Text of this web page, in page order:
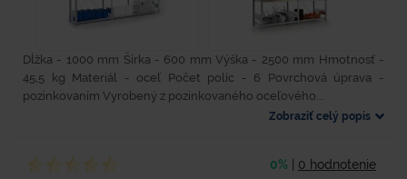
Dĺžka - 1000 mm Šírka - 600 mm Výška - 2500 mm Hmotnosť -
45,5 kg Materiál - oceľ Počet políc - 6 Povrchová úprava -
pozinkovaním Vyrobený z pozinkovaného oceľového...
Zobraziť celý popis
0% 0 hodnotenie